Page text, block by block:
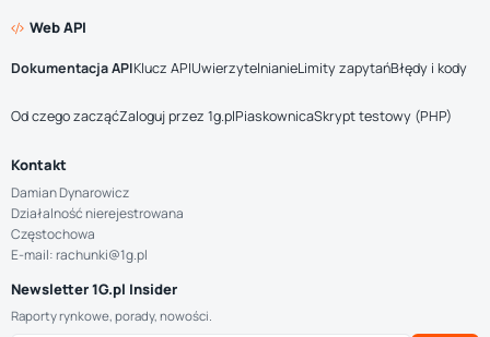
Web API
Dokumentacja APIKlucz APIUwierzytelnianieLimity zapytańBłędy i kody
Od czego zacząćZaloguj przez 1g.plPiaskownicaSkrypt testowy (PHP)
Kontakt
Damian Dynarowicz
Działalność nierejestrowana
Częstochowa
E-mail: rachunki@1g.pl
Newsletter 1G.pl Insider
Raporty rynkowe, porady, nowości.